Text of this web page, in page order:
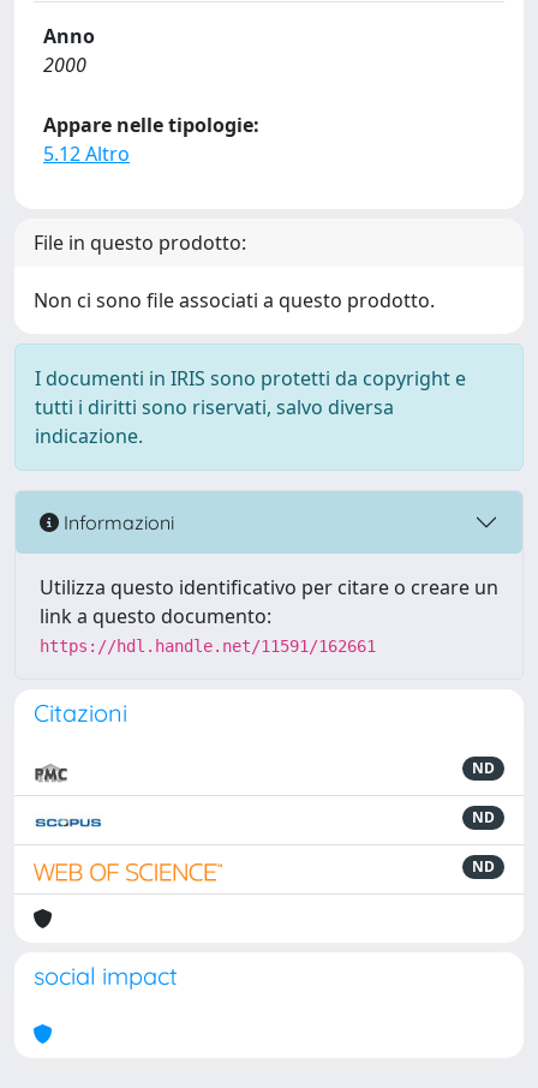
Anno
2000
Appare nelle tipologie:
5.12 Altro
File in questo prodotto:
Non ci sono file associati a questo prodotto.
I documenti in IRIS sono protetti da copyright e
tutti i diritti sono riservati, salvo diversa
indicazione.
Informazioni
Utilizza questo identificativo per citare o creare un
link a questo documento:
https://hdl.handle.net/11591/162661
Citazioni
ND
ND
ND
social impact